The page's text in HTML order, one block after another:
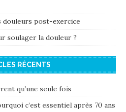
douleurs post-exercice
soulager la douleur ?
RÉCENTS
qu’une seule fois
c’est essentiel après 70 ans